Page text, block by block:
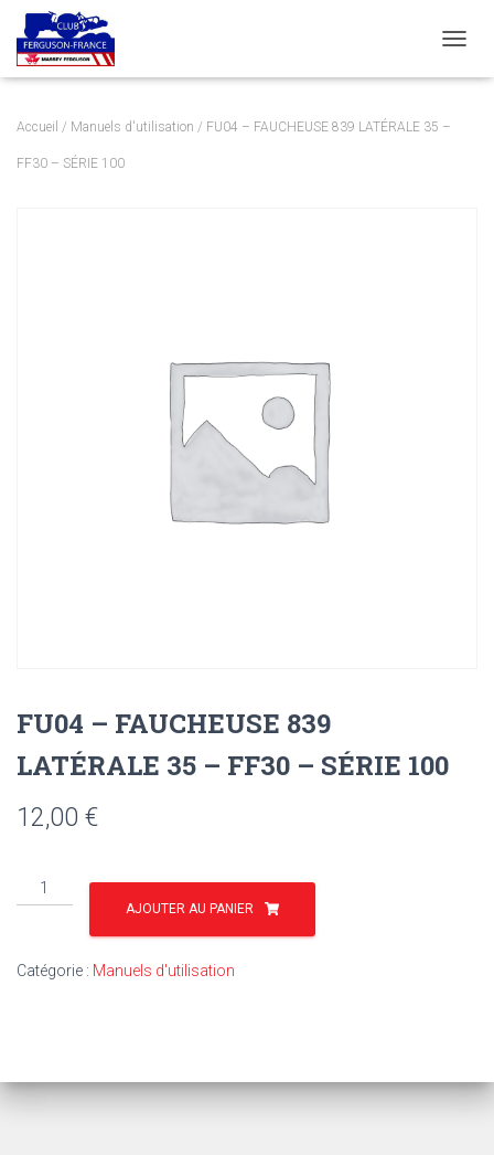
Accueil / Manuels d'utilisation / FU04 – FAUCHEUSE 839 LATÉRALE 35 –
FF30 – SÉRIE 100
FU04 – FAUCHEUSE 839
LATÉRALE 35 – FF30 – SÉRIE 100
12,00 €
quantité
de
FAUCHEUSE
AJOUTER AU PANIER
Catégorie : Manuels d'utilisation